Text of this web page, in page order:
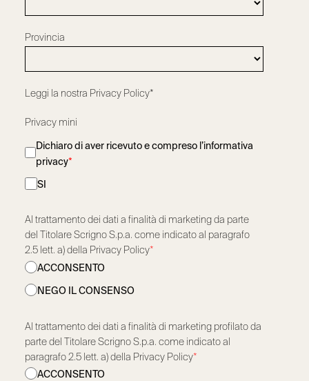
Provincia
Leggi la nostra Privacy Policy*
Privacy mini
Dichiaro di aver ricevuto e compreso l’informativa
privacy*
SI
Al trattamento dei dati a finalità di marketing da parte
del Titolare Scrigno S.p.a. come indicato al paragrafo
2.5 lett. a) della Privacy Policy*
ACCONSENTO
NEGO IL CONSENSO
Al trattamento dei dati a finalità di marketing profilato da
parte del Titolare Scrigno S.p.a. come indicato al
paragrafo 2.5 lett. a) della Privacy Policy*
ACCONSENTO